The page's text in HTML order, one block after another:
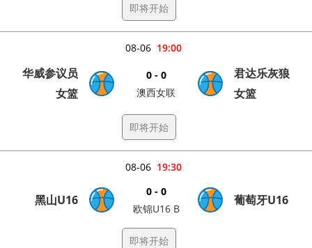
即将开始
19:00
08-06
华威参议员
女篮
0 - 0
澳西女联
君达乐灰狼
女篮
即将开始
19:30
08-06
黑山U16
0 - 0
欧锦U16 B
葡萄牙U16
即将开始